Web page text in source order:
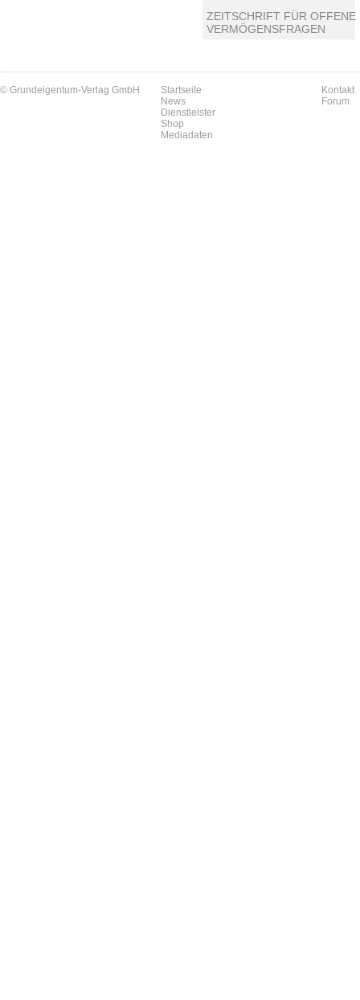
ZEITSCHRIFT FÜR OFFENE
VERMÖGENSFRAGEN
© Grundeigentum-Verlag GmbH
Startseite
News
Dienstleister
Shop
Mediadaten
Kontakt
Forum